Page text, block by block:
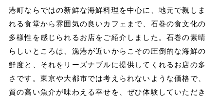
港町ならではの新鮮な海鮮料理を中心に、地元で親しま
れる食堂から雰囲気の良いカフェまで、石巻の食文化の
多様性を感じられるお店をご紹介しました。石巻の素晴
らしいところは、漁港が近いからこその圧倒的な海鮮の
鮮度と、それをリーズナブルに提供してくれるお店の多
さです。東京や大都市では考えられないような価格で、
質の高い魚介が味わえる幸せを、ぜひ体験していただき